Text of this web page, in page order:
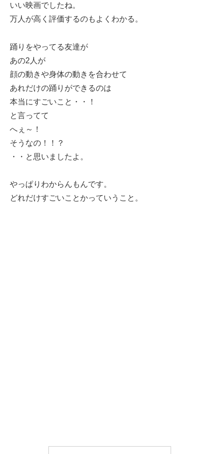
いい映画でしたね。
万人が高く評価するのもよくわかる。
踊りをやってる友達が
あの2人が
顔の動きや身体の動きを合わせて
あれだけの踊りができるのは
本当にすごいこと・・！
と言ってて
へぇ～！
そうなの！！？
・・と思いましたよ。
やっぱりわからんもんです。
どれだけすごいことかっていうこと。